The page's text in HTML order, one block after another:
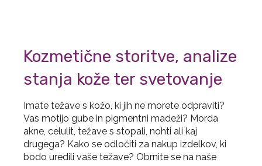
Kozmetične storitve, analize
stanja kože ter svetovanje
Imate težave s kožo, ki jih ne morete odpraviti?
Vas motijo gube in pigmentni madeži? Morda
akne, celulit, težave s stopali, nohti ali kaj
drugega? Kako se odločiti za nakup izdelkov, ki
bodo uredili vaše težave? Obrnite se na naše